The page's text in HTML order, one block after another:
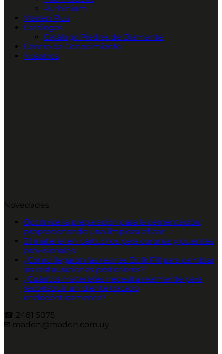
Ruthinium
Maden Plus
Catálogos
Catálogo Piedras de Diamante
Centro de Conocimiento
Nosotros
Novedades
Optimice la preparación para la cementación,
proporcionando una limpieza eficaz
El material en cartuchos para coronas y puentes
provisionales
¿Cómo llegaron las resinas Bulk Fill para cambiar
las restauraciones posteriores?
¿Cuántos materiales necesita realmente para
reconstruir un diente tratado
endodónticamente?
☎︎ 2481 5075
✉︎ maden@maden.com.uy